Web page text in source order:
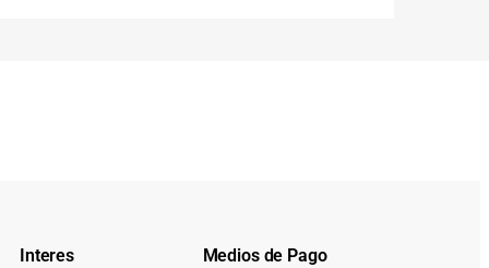
Interes Medios de Pago